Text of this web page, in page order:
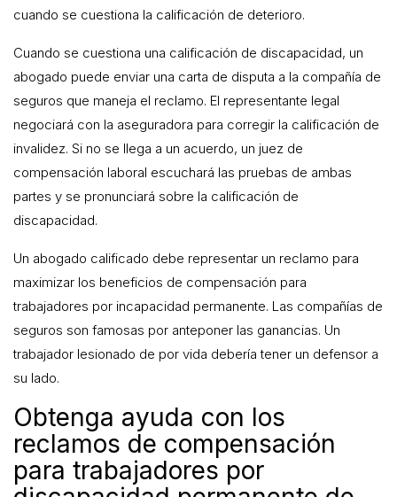
cuando se cuestiona la calificación de deterioro.
Cuando se cuestiona una calificación de discapacidad, un
abogado puede enviar una carta de disputa a la compañía de
seguros que maneja el reclamo. El representante legal
negociará con la aseguradora para corregir la calificación de
invalidez. Si no se llega a un acuerdo, un juez de
compensación laboral escuchará las pruebas de ambas
partes y se pronunciará sobre la calificación de
discapacidad.
Un abogado calificado debe representar un reclamo para
maximizar los beneficios de compensación para
trabajadores por incapacidad permanente. Las compañías de
seguros son famosas por anteponer las ganancias. Un
trabajador lesionado de por vida debería tener un defensor a
su lado.
Obtenga ayuda con los
reclamos de compensación
para trabajadores por